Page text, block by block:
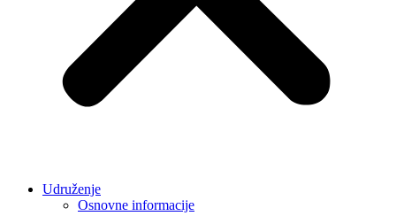
Udruženje
Osnovne informacije